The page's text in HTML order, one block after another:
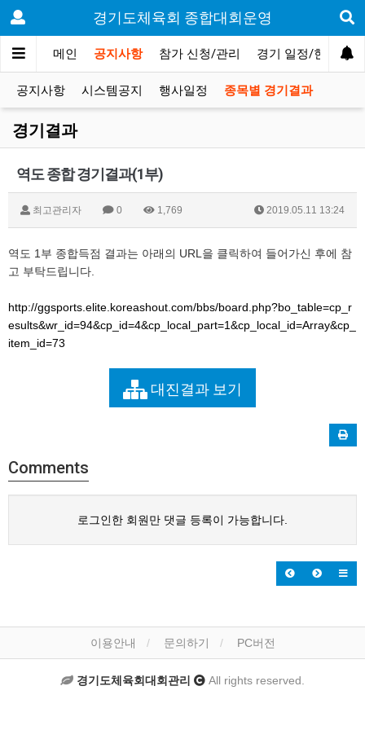
경기도체육회 종합대회운영
메인 공지사항 참가 신청/관리 경기 일정/현황
공지사항 시스템공지 행사일정 종목별 경기결과
경기결과
역도 종합 경기결과(1부)
최고관리자 0 1,769 2019.05.11 13:24
역도 1부 종합득점 결과는 아래의 URL을 클릭하여 들어가신 후에 참
고 부탁드립니다.
http://ggsports.elite.koreashout.com/bbs/board.php?bo_table=cp_r
esults&wr_id=94&cp_id=4&cp_local_part=1&cp_local_id=Array&cp_
item_id=73
대진결과 보기
Comments
로그인한 회원만 댓글 등록이 가능합니다.
이용안내 문의하기 PC버전
경기도체육회대회관리 All rights reserved.